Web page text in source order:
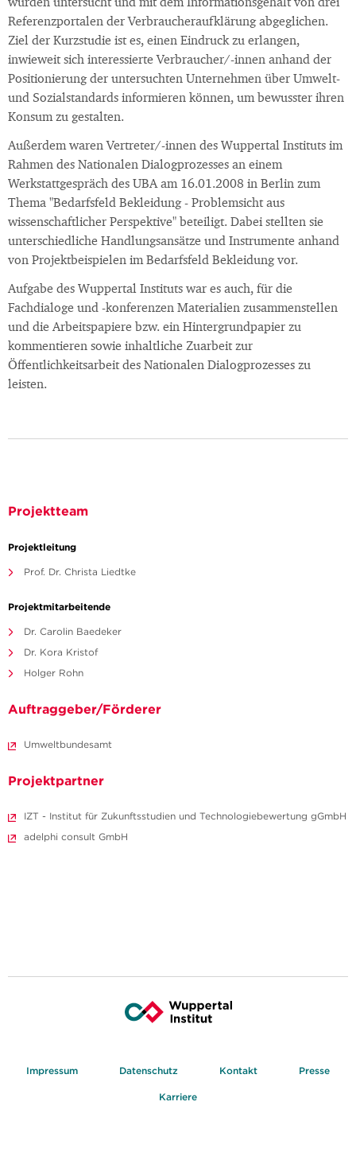
wurden untersucht und mit dem Informationsgehalt von drei
Referenzportalen der Verbraucheraufklärung abgeglichen.
Ziel der Kurzstudie ist es, einen Eindruck zu erlangen,
inwieweit sich interessierte Verbraucher/-innen anhand der
Positionierung der untersuchten Unternehmen über Umwelt-
und Sozialstandards informieren können, um bewusster ihren
Konsum zu gestalten.
Außerdem waren Vertreter/-innen des Wuppertal Instituts im
Rahmen des Nationalen Dialogprozesses an einem
Werkstattgespräch des UBA am 16.01.2008 in Berlin zum
Thema "Bedarfsfeld Bekleidung - Problemsicht aus
wissenschaftlicher Perspektive" beteiligt. Dabei stellten sie
unterschiedliche Handlungsansätze und Instrumente anhand
von Projektbeispielen im Bedarfsfeld Bekleidung vor.
Aufgabe des Wuppertal Instituts war es auch, für die
Fachdialoge und -konferenzen Materialien zusammenstellen
und die Arbeitspapiere bzw. ein Hintergrundpapier zu
kommentieren sowie inhaltliche Zuarbeit zur
Öffentlichkeitsarbeit des Nationalen Dialogprozesses zu
leisten.
Projektteam
Projektleitung
Prof. Dr. Christa Liedtke
Projektmitarbeitende
Dr. Carolin Baedeker
Dr. Kora Kristof
Holger Rohn
Auftraggeber/Förderer
Umweltbundesamt
Projektpartner
IZT - Institut für Zukunftsstudien und Technologiebewertung gGmbH
adelphi consult GmbH
Impressum Datenschutz Kontakt Presse
Karriere